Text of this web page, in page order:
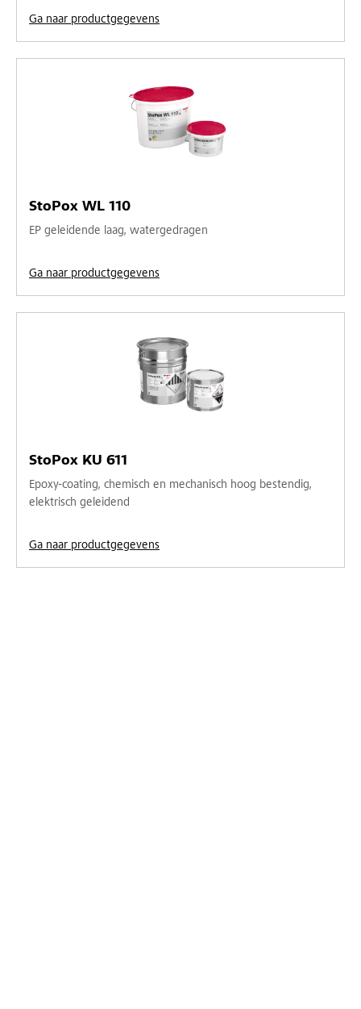
Ga naar productgegevens
StoPox WL 110
EP geleidende laag, watergedragen
Ga naar productgegevens
StoPox KU 611
Epoxy-coating, chemisch en mechanisch hoog bestendig,
elektrisch geleidend
Ga naar productgegevens